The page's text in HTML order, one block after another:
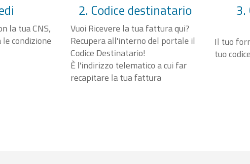
la tua CNS,
le condizione
2. Codice destinatario
Vuoi Ricevere la tua fattura qui?
Recupera all'interno del portale il
Codice Destinatario!
È l'indirizzo telematico a cui far
recapitare la tua fattura
3.
Il tuo
tuo